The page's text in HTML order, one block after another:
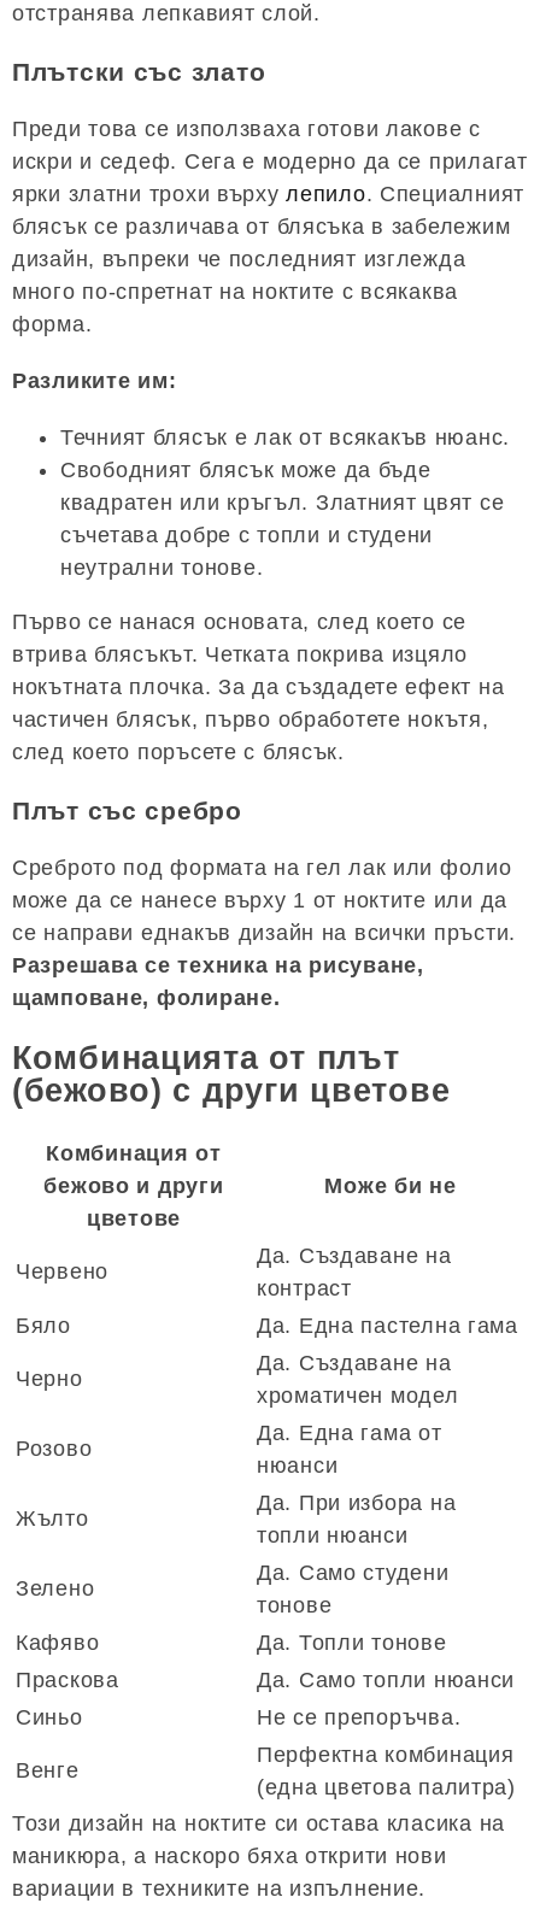
отстранява лепкавият слой.
Плътски със злато
Преди това се използваха готови лакове с
искри и седеф. Сега е модерно да се прилагат
ярки златни трохи върхулепило. Специалният
блясък се различава от блясъка в забележим
дизайн, въпреки че последният изглежда
много по-спретнат на ноктите с всякаква
форма.
Разликите им:
Течният блясък е лак от всякакъв нюанс.
Свободният блясък може да бъде
квадратен или кръгъл. Златният цвят се
съчетава добре с топли и студени
неутрални тонове.
Първо се нанася основата, след което се
втрива блясъкът. Четката покрива изцяло
нокътната плочка. За да създадете ефект на
частичен блясък, първо обработете нокътя,
след което поръсете с блясък.
Плът със сребро
Среброто под формата на гел лак или фолио
може да се нанесе върху 1 от ноктите или да
се направи еднакъв дизайн на всички пръсти.
Разрешава се техника на рисуване,
щамповане, фолиране.
Комбинацията от плът
(бежово) с други цветове
Комбинация от
бежово и други
цветове
Може би не
Червено
Да. Създаване на
контраст
Бяло
Да. Една пастелна гама
Черно
Да. Създаване на
хроматичен модел
Розово
Да. Една гама от
нюанси
Жълто
Да. При избора на
топли нюанси
Зелено
Да. Само студени
тонове
Кафяво
Да. Топли тонове
Праскова
Да. Само топли нюанси
Синьо
Не се препоръчва.
Венге
Перфектна комбинация
(една цветова палитра)
Този дизайн на ноктите си остава класика на
маникюра, а наскоро бяха открити нови
вариации в техниките на изпълнение.